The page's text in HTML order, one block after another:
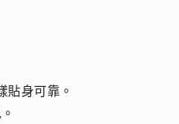
貼身可靠。